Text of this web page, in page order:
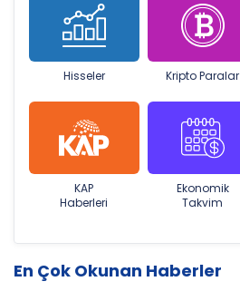
Hisseler Kripto Paralar
KAP
Haberleri
Ekonomik
Takvim
En Çok Okunan Haberler